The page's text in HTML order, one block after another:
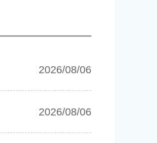
2026/08/06
2026/08/06